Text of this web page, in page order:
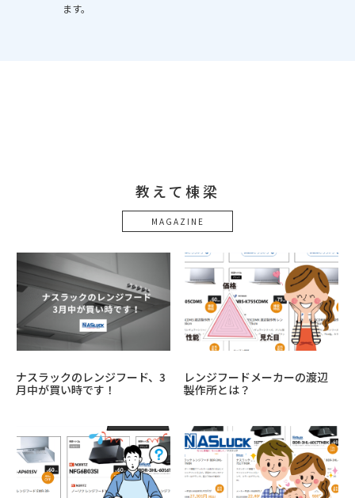
ます。
教えて棟梁
MAGAZINE
ナスラックのレンジフード、3
月中が買い時です！
レンジフードメーカーの渡辺
製作所とは？